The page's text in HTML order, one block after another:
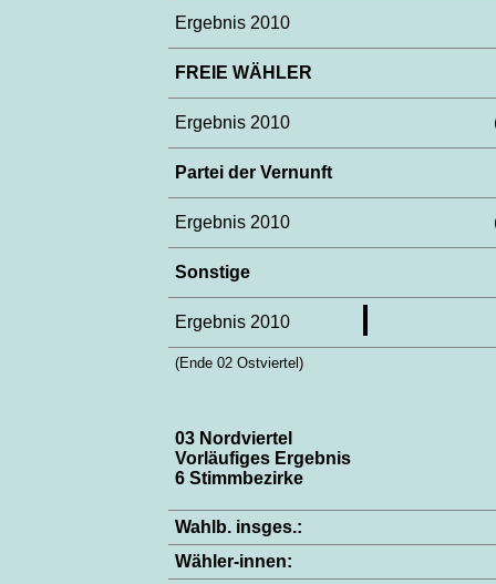
Ergebnis 2010
FREIE WÄHLER
Ergebnis 2010
Partei der Vernunft
Ergebnis 2010
Sonstige
Ergebnis 2010
(Ende 02 Ostviertel)
03 Nordviertel
Vorläufiges Ergebnis
6 Stimmbezirke
Wahlb. insges.:
Wähler-innen: